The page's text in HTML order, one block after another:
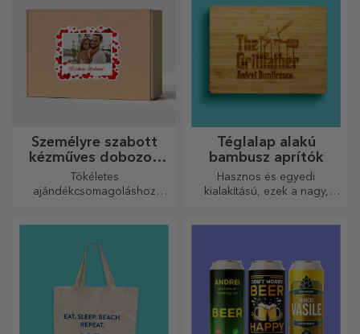
Személyre szabott
kézműves dobozok
matricákkal
Tökéletes
ajándékcsomagoláshoz
Téglalap alakú
bambusz aprítók
Hasznos és egyedi
kialakítású, ezek a nagy,